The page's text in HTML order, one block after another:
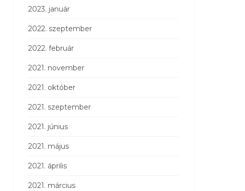
2023. január
2022. szeptember
2022. február
2021. november
2021. október
2021. szeptember
2021. június
2021. május
2021. április
2021. március